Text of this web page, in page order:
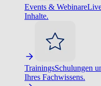
Events & Webinare
Inhalte.
TrainingsSchulungen
Ihres Fachwissens.